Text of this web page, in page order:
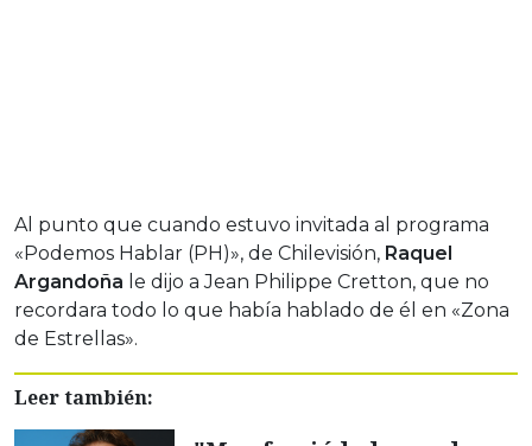
Al punto que cuando estuvo invitada al programa
«Podemos Hablar (PH)», de Chilevisión, Raquel
Argandoña le dijo a Jean Philippe Cretton, que no
recordara todo lo que había hablado de él en «Zona
de Estrellas».
Leer también: